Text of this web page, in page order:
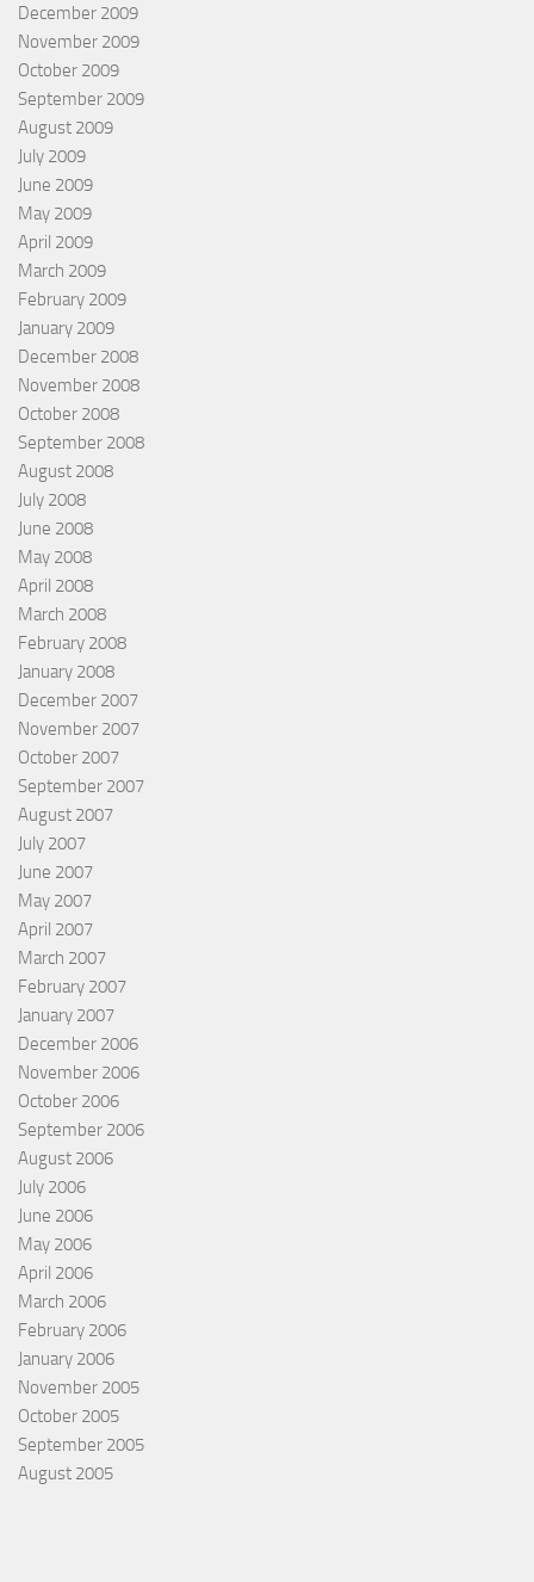
December 2009
November 2009
October 2009
September 2009
August 2009
July 2009
June 2009
May 2009
April 2009
March 2009
February 2009
January 2009
December 2008
November 2008
October 2008
September 2008
August 2008
July 2008
June 2008
May 2008
April 2008
March 2008
February 2008
January 2008
December 2007
November 2007
October 2007
September 2007
August 2007
July 2007
June 2007
May 2007
April 2007
March 2007
February 2007
January 2007
December 2006
November 2006
October 2006
September 2006
August 2006
July 2006
June 2006
May 2006
April 2006
March 2006
February 2006
January 2006
November 2005
October 2005
September 2005
August 2005